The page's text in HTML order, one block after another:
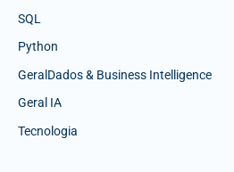
SQL
Python
GeralDados & Business Intelligence
Geral IA
Tecnologia